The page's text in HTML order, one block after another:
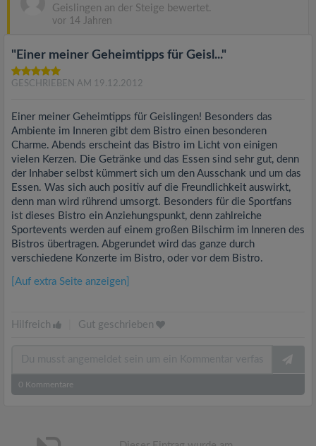
Geislingen an der Steige bewertet.
vor 14 Jahren
"Einer meiner Geheimtipps für Geisl..."
GESCHRIEBEN AM 19.12.2012
Einer meiner Geheimtipps für Geislingen! Besonders das
Ambiente im Inneren gibt dem Bistro einen besonderen
Charme. Abends erscheint das Bistro im Licht von einigen
vielen Kerzen. Die Getränke und das Essen sind sehr gut, denn
der Inhaber selbst kümmert sich um den Ausschank und um das
Essen. Was sich auch positiv auf die Freundlichkeit auswirkt,
denn man wird rührend umsorgt. Besonders für die Sportfans
ist dieses Bistro ein Anziehungspunkt, denn zahlreiche
Sportevents werden auf einem großen Bilschirm im Inneren des
Bistros übertragen. Abgerundet wird das ganze durch
verschiedene Konzerte im Bistro, oder vor dem Bistro.
[Auf extra Seite anzeigen]
Hilfreich Gut geschrieben
0 Kommentare